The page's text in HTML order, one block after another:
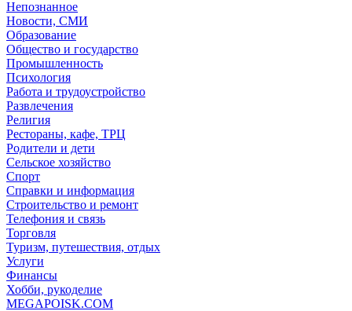
Непознанное
Новости, СМИ
Образование
Общество и государство
Промышленность
Психология
Работа и трудоустройство
Развлечения
Религия
Рестораны, кафе, ТРЦ
Родители и дети
Сельское хозяйство
Спорт
Справки и информация
Строительство и ремонт
Телефония и связь
Торговля
Туризм, путешествия, отдых
Услуги
Финансы
Хобби, рукоделие
MEGAPOISK.COM